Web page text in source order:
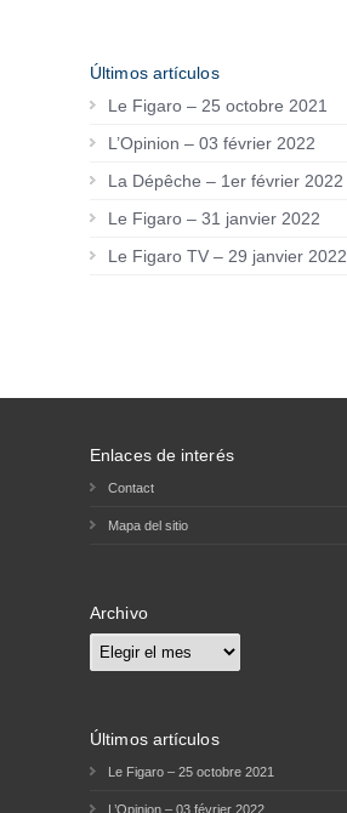
Últimos artículos
Le Figaro – 25 octobre 2021
L’Opinion – 03 février 2022
La Dépêche – 1er février 2022
Le Figaro – 31 janvier 2022
Le Figaro TV – 29 janvier 2022
Enlaces de interés
Contact
Mapa del sitio
Archivo
Archivo
Últimos artículos
Le Figaro – 25 octobre 2021
L’Opinion – 03 février 2022